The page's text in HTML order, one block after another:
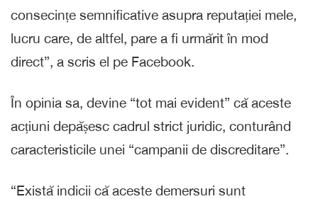
consecințe semnificative asupra reputației mele,
lucru care, de altfel, pare a fi urmărit în mod
direct”, a scris el pe Facebook.
În opinia sa, devine “tot mai evident” că aceste
acțiuni depășesc cadrul strict juridic, conturând
caracteristicile unei “campanii de discreditare”.
“Există indicii că aceste demersuri sunt